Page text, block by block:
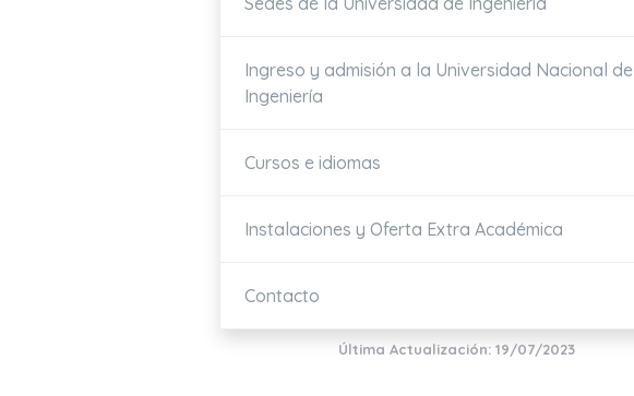
Ingreso y admisión a la Universidad Nacional de
Ingeniería
Cursos e idiomas
Instalaciones y Oferta Extra Académica
Contacto
Última Actualización: 19/07/2023